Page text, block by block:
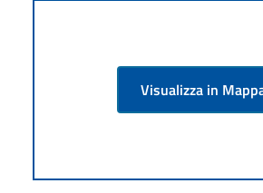
Visualizza in